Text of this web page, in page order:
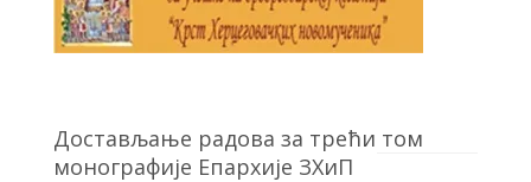
Достављање радова за трећи том
монографије Епархије ЗХиП